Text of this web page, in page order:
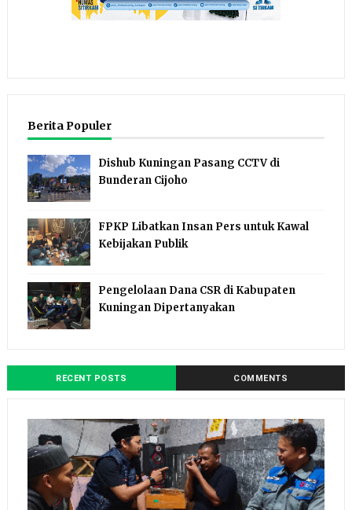
Berita Populer
Dishub Kuningan Pasang CCTV di
Bunderan Cijoho
FPKP Libatkan Insan Pers untuk Kawal
Kebijakan Publik
Pengelolaan Dana CSR di Kabupaten
Kuningan Dipertanyakan
RECENT POSTS COMMENTS